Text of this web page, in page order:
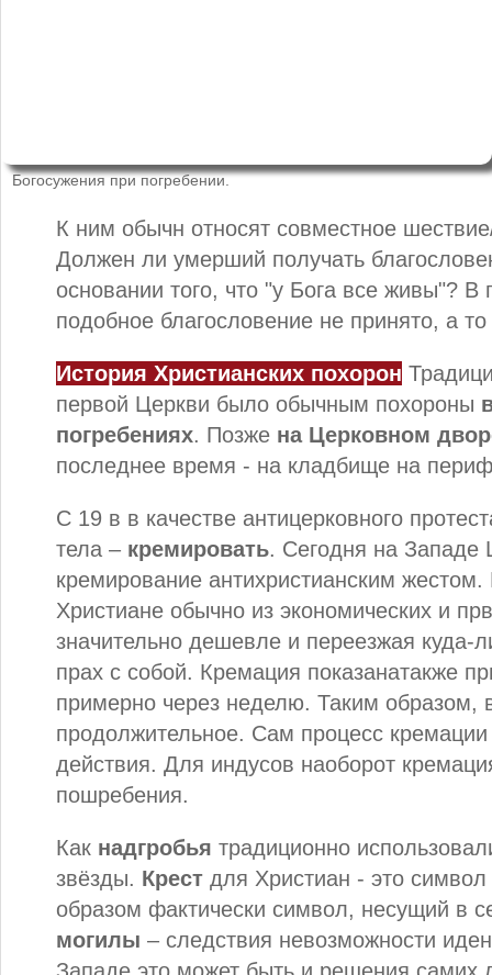
Богосужения при погребении.
К ним обычн относят совместное
Должен ли умерший получать
основании того, что "у Бога все живы"? В
подобное благословение не принято, а
История Христианских похорон
первой Церкви было обычным похороны
погребениях. Позже на Церковном
последнее время - на кладбище на
С 19 в в качестве антицерковного
тела – кремировать. Сегодня на Западе
кремирование антихристианским
Христиане обычно из экономических и
значительно дешевле и переезжая куда-
прах с собой. Кремация показанатакже
примерно через неделю. Таким образом,
продолжительное. Сам процесс кремации
действия. Для индусов наоборот
пошребения.
Как надгробья традиционно
звёзды. Крест для Христиан - это
образом фактически символ, несущий в
могилы – следствия невозможности